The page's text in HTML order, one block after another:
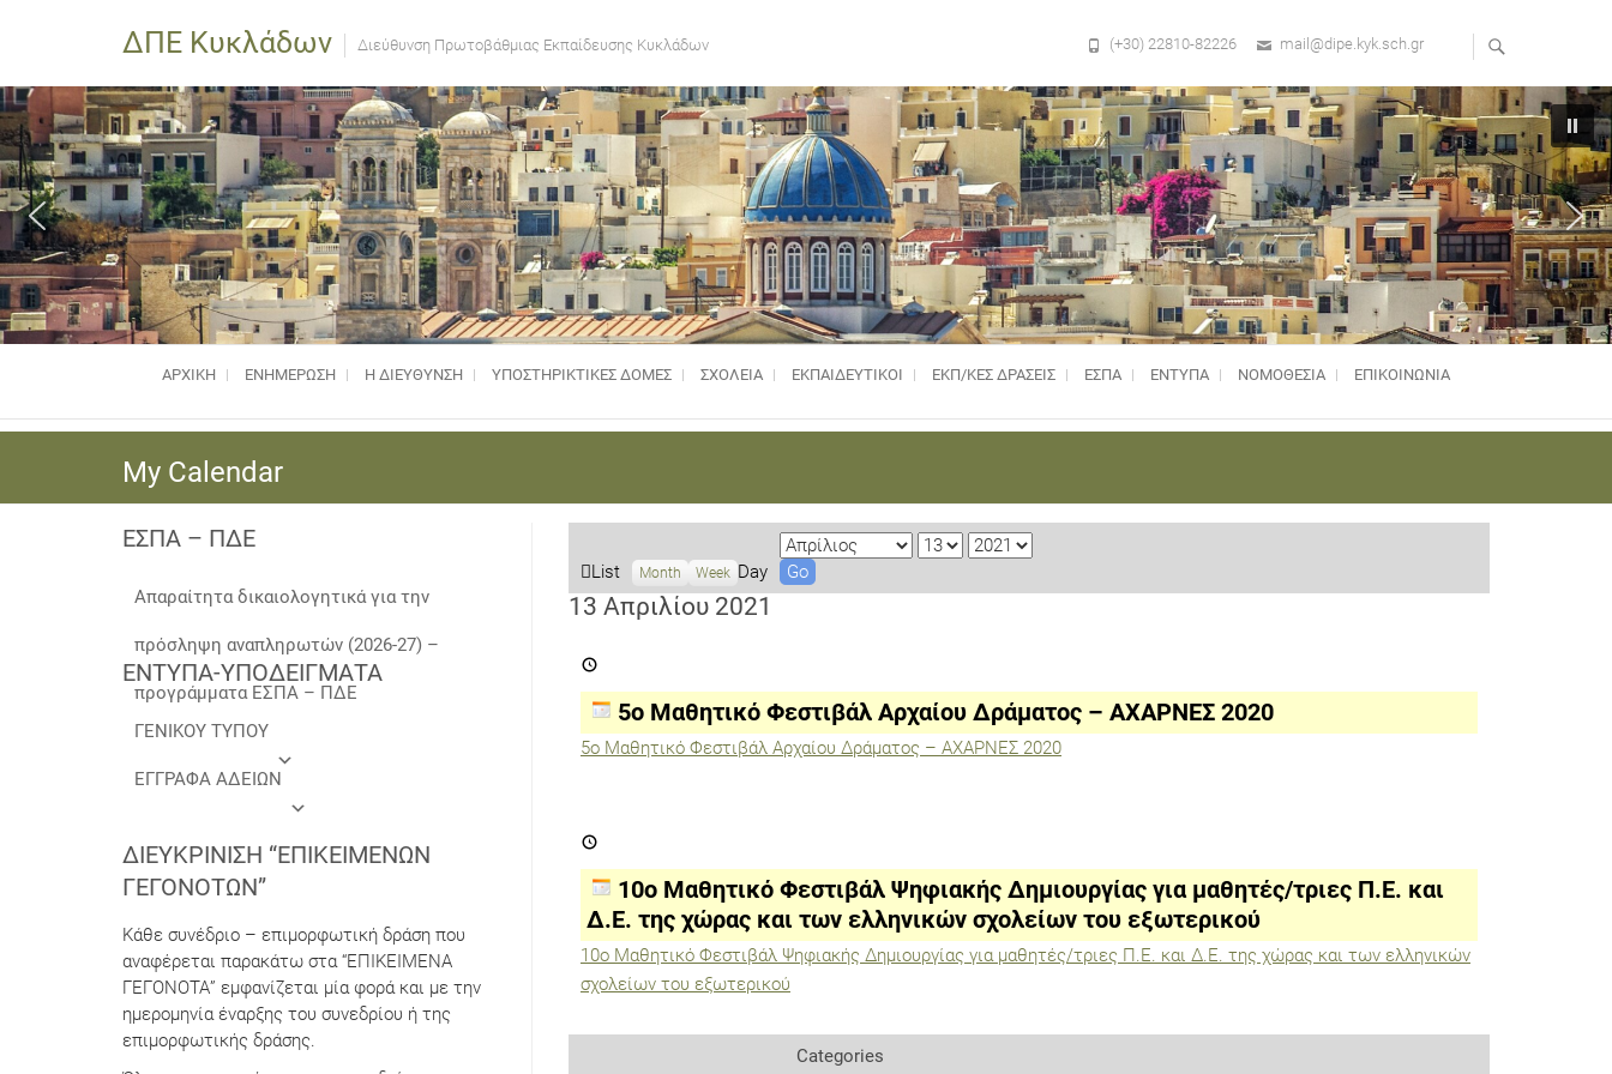
ΔΠΕ Κυκλάδων Διεύθυνση Πρωτοβάθμιας Εκπαίδευσης Κυκλάδων (+30) 22810-82226 mail@dipe.kyk.sch.gr
ΑΡΧΙΚΗ ΕΝΗΜΈΡΩΣΗ Η ΔΙΕΥΘΥΝΣΗ ΥΠΟΣΤΗΡΙΚΤΙΚΈΣ ΔΟΜΈΣ ΣΧΟΛΕΙΑ ΕΚΠΑΙΔΕΥΤΙΚΟΙ ΕΚΠ/ΚΕΣ ΔΡΑΣΕΙΣ ΕΣΠΑ ΕΝΤΥΠΑ ΝΟΜΟΘΕΣΊΑ ΕΠΙΚΟΙΝΩΝΙΑ
My Calendar
V
i
a
s
List Month Week Day
M
o
n
D
y
Y
a
13 Απριλίου 2021
Μαθητικό
Αρχαίου
Δράματος
ΑΧΑΡΝΕΣ
5ο Μαθητικό Φεστιβάλ Αρχαίου Δράματος – ΑΧΑΡΝΕΣ 2020
5ο Μαθητικό Φεστιβάλ Αρχαίου Δράματος – ΑΧΑΡΝΕΣ 2020
Μαθητικό
Ψηφιακής
Δημιουργίας
για
μαθητές/
τριες
Π.Ε.
και
χώρας
10ο Μαθητικό Φεστιβάλ Ψηφιακής Δημιουργίας για μαθητές/τριες Π.Ε. και
Δ.Ε. της χώρας και των ελληνικών σχολείων του εξωτερικού
10ο Μαθητικό Φεστιβάλ Ψηφιακής Δημιουργίας για μαθητές/τριες Π.Ε. και Δ.Ε. της χώρας και των ελληνικών
σχολείων του εξωτερικού
Categories
ΕΣΠΑ – ΠΔΕ
Απαραίτητα δικαιολογητικά για την
πρόσληψη αναπληρωτών (2026-27) –
προγράμματα ΕΣΠΑ – ΠΔΕ
ΕΝΤΥΠΑ-ΥΠΟΔΕΙΓΜΑΤΑ
ΓΕΝΙΚΟΥ ΤΥΠΟΥ
ΕΓΓΡΑΦΑ ΑΔΕΙΩΝ
ΔΙΕΥΚΡΊΝΙΣΗ “ΕΠΙΚΕΊΜΕΝΩΝ
ΓΕΓΟΝΌΤΩΝ”
Κάθε συνέδριο – επιμορφωτική δράση που
αναφέρεται παρακάτω στα “ΕΠΙΚΕΙΜΕΝΑ
ΓΕΓΟΝΟΤΑ” εμφανίζεται μία φορά και με την
ημερομηνία έναρξης του συνεδρίου ή της
επιμορφωτικής δράσης.